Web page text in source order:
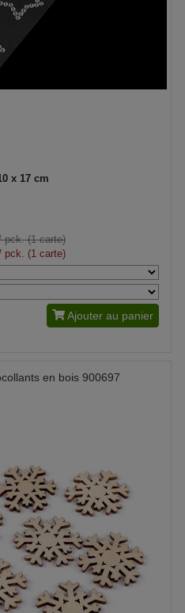
x 17 cm
(1 carte)
(1 carte)
Ajouter au panier
en bois 900697